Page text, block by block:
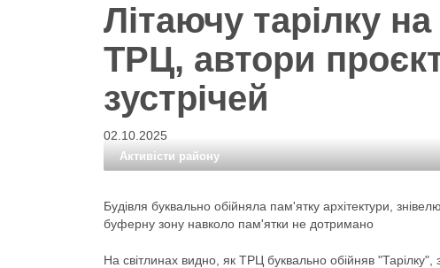
Літаючу тарілку
ТРЦ, автори
зустрічей
02.10.2025
Активісти району
Будівля буквально обійняла пам'ятку архітектури,
буферну зону навколо пам'ятки не дотримано
На світлинах видно, як ТРЦ буквально обійняв "Тарілку",